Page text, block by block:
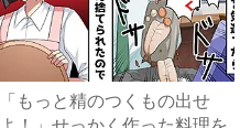
「もっと精のつくもの出せ